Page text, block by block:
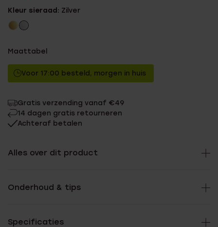
Kleur sieraad: Zilver
Maattabel
Voor 17:00 besteld, morgen in huis
Gratis verzending vanaf €49
14 dagen gratis retourneren
Achteraf betalen
Alles over dit product
Onderhoud & tips
Specificaties